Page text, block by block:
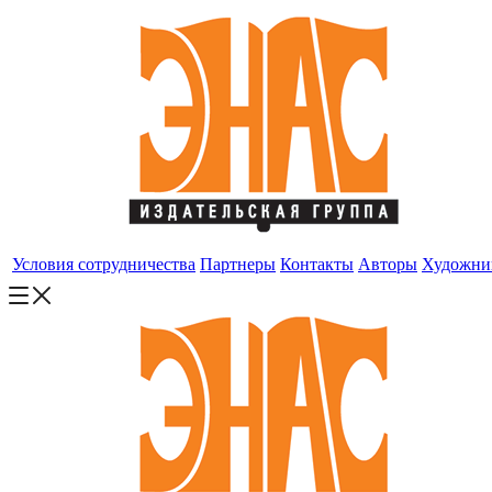
Условия сотрудничества Партнеры Контакты Авторы